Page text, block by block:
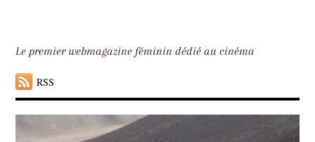
Le premier webmagazine féminin dédié au cinéma
RSS